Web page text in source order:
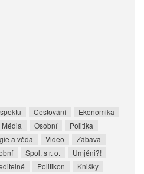
Cestování
Ekonomika
Média Osobní
Politika
a věda Video
Zábava
Spol. s r. o.
Umjéni?!
Politikon Knišky